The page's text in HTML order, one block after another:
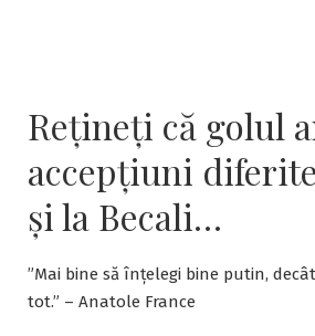
Rețineți că golul
accepțiuni
și la Becali…
”Mai bine să înțelegi bine putin,
tot.” – Anatole France